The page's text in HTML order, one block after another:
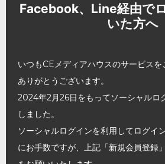
Facebook、Line経由で
いた方へ
いつもCEメディアハウスのサービス
ありがとうございます。
2024年2月26日をもってソーシャルロ
しました。
ソーシャルログインを利用してログイ
にお手数ですが、上記「新規会員登録